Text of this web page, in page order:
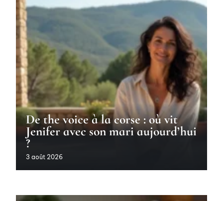
De the voice à la corse : où vit
Jenifer avec son mari aujourd’hui
?
3 août 2026